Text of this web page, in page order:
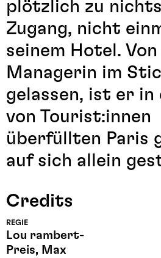
plötzlich zu
Zugang, nicht
seinem Hotel.
Managerin im
gelassen, ist er in
von Tourist:innen
überfüllten Paris
auf sich allein
Credits
REGIE
Lou rambert-
Preis, Max